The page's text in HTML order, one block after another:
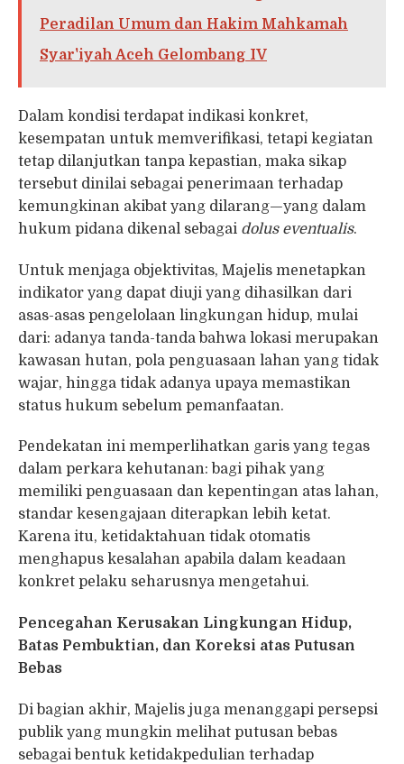
Peradilan Umum dan Hakim Mahkamah
Syar'iyah Aceh Gelombang IV
Dalam kondisi terdapat indikasi konkret,
kesempatan untuk memverifikasi, tetapi kegiatan
tetap dilanjutkan tanpa kepastian, maka sikap
tersebut dinilai sebagai penerimaan terhadap
kemungkinan akibat yang dilarang—yang dalam
hukum pidana dikenal sebagai dolus eventualis.
Untuk menjaga objektivitas, Majelis menetapkan
indikator yang dapat diuji yang dihasilkan dari
asas-asas pengelolaan lingkungan hidup, mulai
dari: adanya tanda-tanda bahwa lokasi merupakan
kawasan hutan, pola penguasaan lahan yang tidak
wajar, hingga tidak adanya upaya memastikan
status hukum sebelum pemanfaatan.
Pendekatan ini memperlihatkan garis yang tegas
dalam perkara kehutanan: bagi pihak yang
memiliki penguasaan dan kepentingan atas lahan,
standar kesengajaan diterapkan lebih ketat.
Karena itu, ketidaktahuan tidak otomatis
menghapus kesalahan apabila dalam keadaan
konkret pelaku seharusnya mengetahui.
Pencegahan Kerusakan Lingkungan Hidup,
Batas Pembuktian, dan Koreksi atas Putusan
Bebas
Di bagian akhir, Majelis juga menanggapi persepsi
publik yang mungkin melihat putusan bebas
sebagai bentuk ketidakpedulian terhadap